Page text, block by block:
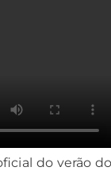
do verão do